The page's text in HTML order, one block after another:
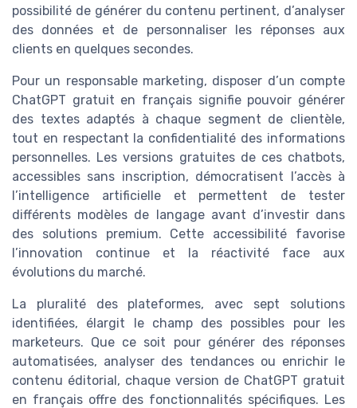
possibilité de générer du contenu pertinent, d’analyser
des données et de personnaliser les réponses aux
clients en quelques secondes.
Pour un responsable marketing, disposer d’un compte
ChatGPT gratuit en français signifie pouvoir générer
des textes adaptés à chaque segment de clientèle,
tout en respectant la confidentialité des informations
personnelles. Les versions gratuites de ces chatbots,
accessibles sans inscription, démocratisent l’accès à
l’intelligence artificielle et permettent de tester
différents modèles de langage avant d’investir dans
des solutions premium. Cette accessibilité favorise
l’innovation continue et la réactivité face aux
évolutions du marché.
La pluralité des plateformes, avec sept solutions
identifiées, élargit le champ des possibles pour les
marketeurs. Que ce soit pour générer des réponses
automatisées, analyser des tendances ou enrichir le
contenu éditorial, chaque version de ChatGPT gratuit
en français offre des fonctionnalités spécifiques. Les